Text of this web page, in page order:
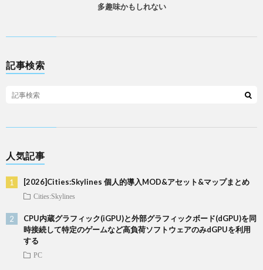
多趣味かもしれない
記事検索
人気記事
[2026]Cities:Skylines 個人的導入MOD&アセット&マップまとめ
Cities:Skylines
CPU内蔵グラフィック(iGPU)と外部グラフィックボード(dGPU)を同
時接続して特定のゲームなど高負荷ソフトウェアのみdGPUを利用
する
PC